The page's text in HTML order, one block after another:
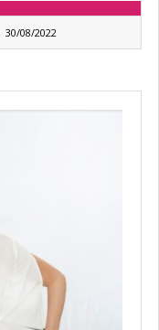
30/08/2022